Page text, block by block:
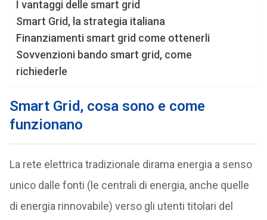
I vantaggi delle smart grid
Smart Grid, la strategia italiana
Finanziamenti smart grid come ottenerli
Sovvenzioni bando smart grid, come
richiederle
Smart Grid, cosa sono e come
funzionano
La rete elettrica tradizionale dirama energia a senso
unico dalle fonti (le centrali di energia, anche quelle
di energia rinnovabile) verso gli utenti titolari del